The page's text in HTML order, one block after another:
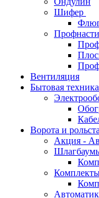
Шифер
Вентиляция
Бытовая
Ворота и
Акция -